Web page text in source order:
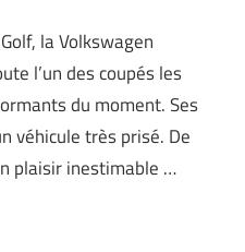
la Volkswagen
l’un des coupés les
du moment. Ses
véhicule très prisé. De
plaisir inestimable …